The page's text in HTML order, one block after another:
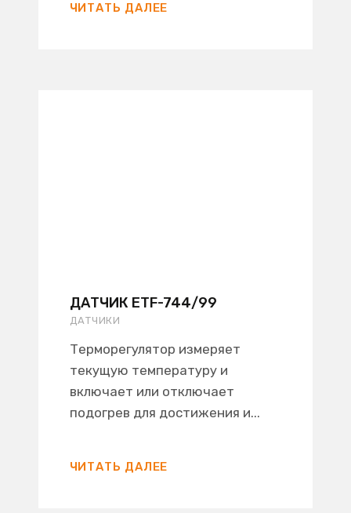
ЧИТАТЬ ДАЛЕЕ
ДАТЧИК ETF-744/99
ДАТЧИКИ
Терморегулятор измеряет
текущую температуру и
включает или отключает
подогрев для достижения и...
ЧИТАТЬ ДАЛЕЕ